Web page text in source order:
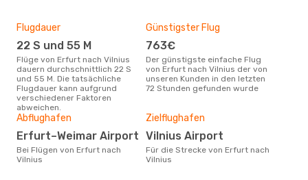
Flugdauer
22 S und 55 M
Flüge von Erfurt nach Vilnius
dauern durchschnittlich 22 S
und 55 M. Die tatsächliche
Flugdauer kann aufgrund
verschiedener Faktoren
abweichen.
Günstigster Flug
763€
Der günstigste einfache Flug
von Erfurt nach Vilnius der von
unseren Kunden in den letzten
72 Stunden gefunden wurde
Abflughafen
Erfurt–Weimar Airport
Bei Flügen von Erfurt nach
Vilnius
Zielflughafen
Vilnius Airport
Für die Strecke von Erfurt nach
Vilnius